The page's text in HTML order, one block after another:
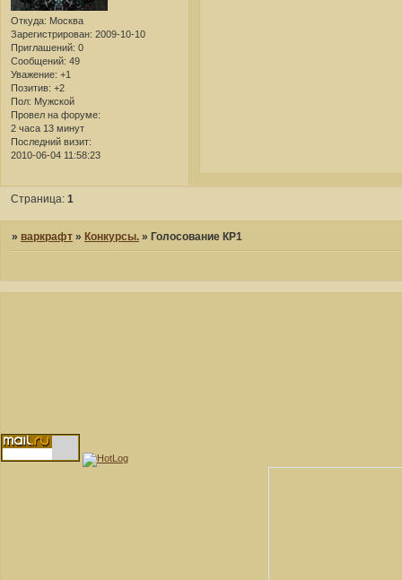
Откуда: Москва
Зарегистрирован: 2009-10-10
Приглашений: 0
Сообщений: 49
Уважение: +1
Позитив: +2
Пол: Мужской
Провел на форуме:
2 часа 13 минут
Последний визит:
2010-06-04 11:58:23
Страница:1
» варкрафт » Конкурсы. » Голосование КР1